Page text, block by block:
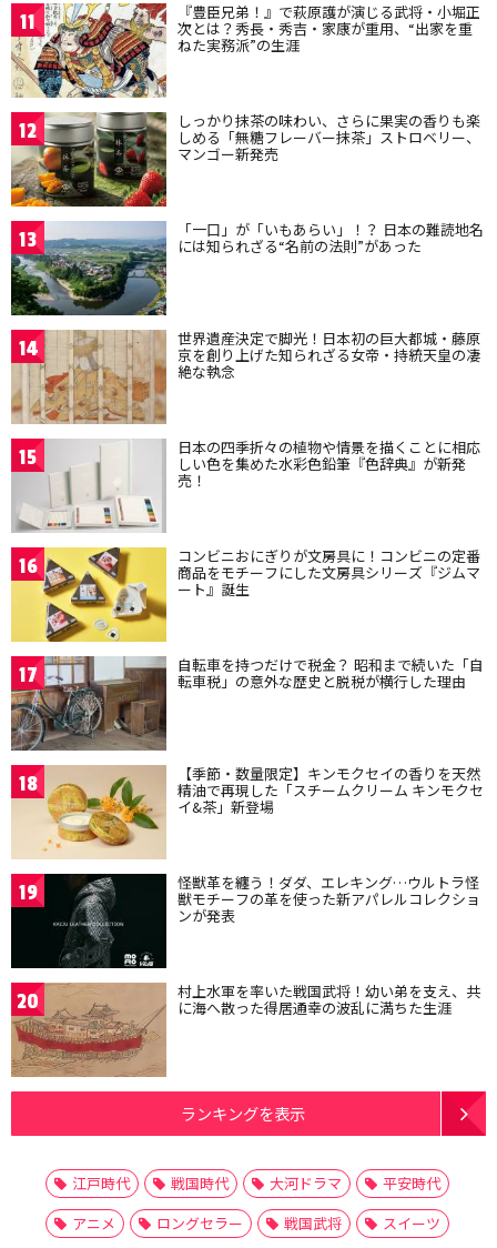
11 『豊臣兄弟！』で萩原護が演じる武将・小堀正
次とは？秀長・秀吉・家康が重用、“出家を重
ねた実務派”の生涯
12 しっかり抹茶の味わい、さらに果実の香りも楽
しめる「無糖フレーバー抹茶」ストロベリー、
マンゴー新発売
13 「一口」が「いもあらい」！？ 日本の難読地名
には知られざる“名前の法則”があった
14 世界遺産決定で脚光！日本初の巨大都城・藤原
京を創り上げた知られざる女帝・持統天皇の凄
絶な執念
15 日本の四季折々の植物や情景を描くことに相応
しい色を集めた水彩色鉛筆『色辞典』が新発
売！
16 コンビニおにぎりが文房具に！コンビニの定番
商品をモチーフにした文房具シリーズ『ジムマ
ート』誕生
17 自転車を持つだけで税金？ 昭和まで続いた「自
転車税」の意外な歴史と脱税が横行した理由
18 【季節・数量限定】キンモクセイの香りを天然
精油で再現した「スチームクリーム キンモクセ
イ&茶」新登場
19 怪獣革を纏う！ダダ、エレキング…ウルトラ怪
獣モチーフの革を使った新アパレルコレクショ
ンが発表
20 村上水軍を率いた戦国武将！幼い弟を支え、共
に海へ散った得居通幸の波乱に満ちた生涯
ランキングを表示
江戸時代 戦国時代 大河ドラマ
平安時代
アニメ
ロングセラー 戦国武将
スイーツ